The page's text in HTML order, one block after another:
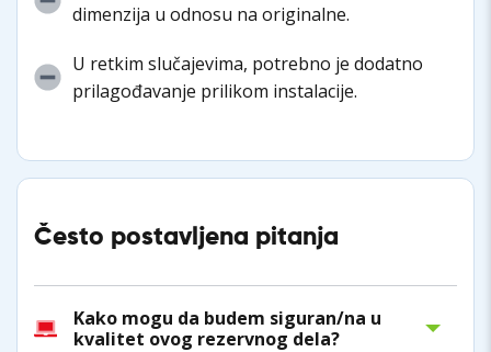
dimenzija u odnosu na originalne.
U retkim slučajevima, potrebno je dodatno
prilagođavanje prilikom instalacije.
Često postavljena pitanja
Kako mogu da budem siguran/na u
kvalitet ovog rezervnog dela?